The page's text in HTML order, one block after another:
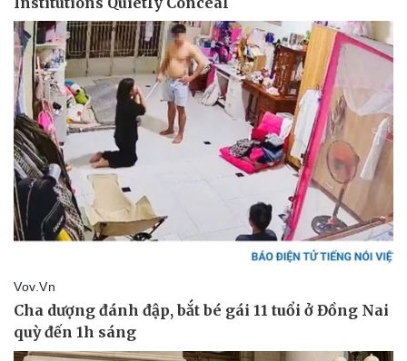
Sân khấu - Điện ảnh
Văn học
Âm nhạc
Di sản
Thời trang